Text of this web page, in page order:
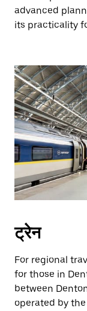
advanced
its practicality
ट्रेन
For regional
for those in
between
operated by